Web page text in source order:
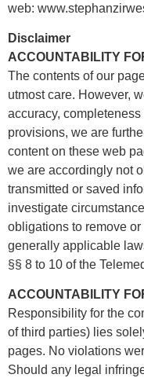
web:
Disclaimer
ACCOUNTABILITY
The contents of our
utmost care. However,
accuracy,
provisions, we are
content on these web
we are accordingly not
transmitted or saved
investigate
obligations to remove
generally applicable
§§ 8 to 10 of the
ACCOUNTABILITY
Responsibility for the
of third parties) lies
pages. No violations
Should any legal